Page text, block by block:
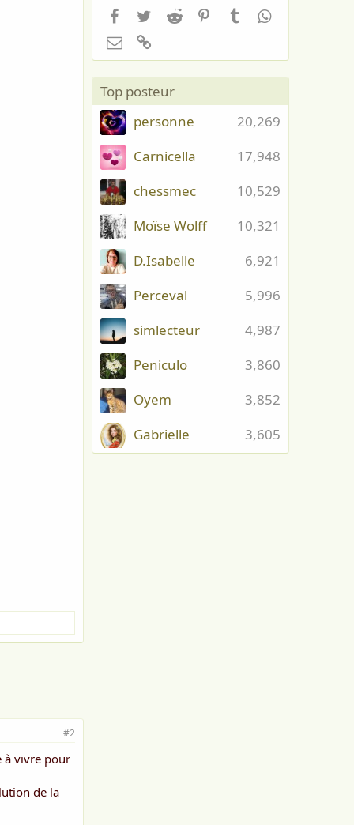
#2
à vivre pour
de la
Facebook
TwitterReddit PinterestTumblrWhatsApp
Email
Top posteur
20,269
personne
17,948
Carnicella
10,529
chessmec
10,321
Moïse Wolff
6,921
D.Isabelle
5,996
Perceval
4,987
simlecteur
3,860
Peniculo
3,852
Oyem
3,605
Gabrielle